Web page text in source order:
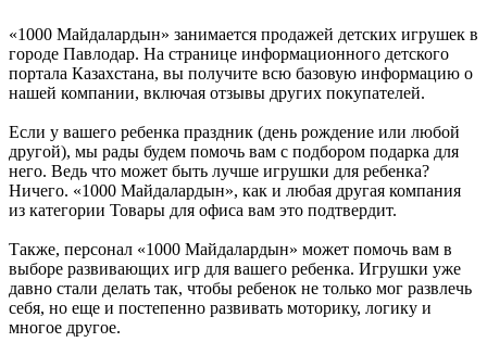
«1000 Майдалардын» занимается продажей детских игрушек в
городе Павлодар. На странице информационного детского
портала Казахстана, вы получите всю базовую информацию о
нашей компании, включая отзывы других покупателей.
Если у вашего ребенка праздник (день рождение или любой
другой), мы рады будем помочь вам с подбором подарка для
него. Ведь что может быть лучше игрушки для ребенка?
Ничего. «1000 Майдалардын», как и любая другая компания
из категории Товары для офиса вам это подтвердит.
Также, персонал «1000 Майдалардын» может помочь вам в
выборе развивающих игр для вашего ребенка. Игрушки уже
давно стали делать так, чтобы ребенок не только мог развлечь
себя, но еще и постепенно развивать моторику, логику и
многое другое.